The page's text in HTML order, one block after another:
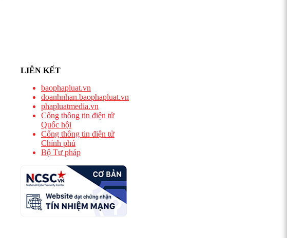
LIÊN KẾT
baophapluat.vn
doanhnhan.baophapluat.vn
phapluatmedia.vn
Cổng thông tin điện tử
Quốc hội
Cổng thông tin điện tử
Chính phủ
Bộ Tư pháp